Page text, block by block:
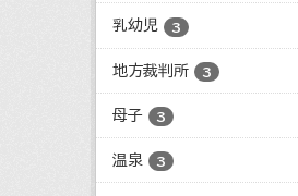
乳幼児 3
地方裁判所 3
母子 3
温泉 3